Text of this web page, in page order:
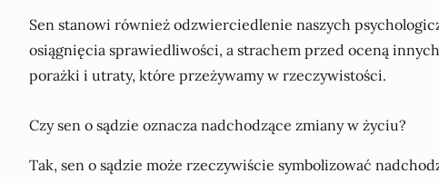
Sen stanowi również odzwierciedlenie naszych
osiągnięcia sprawiedliwości, a strachem przed oceną
porażki i utraty, które przeżywamy w rzeczywistości.
Czy sen o sądzie oznacza nadchodzące zmiany w życiu?
Tak, sen o sądzie może rzeczywiście symbolizować